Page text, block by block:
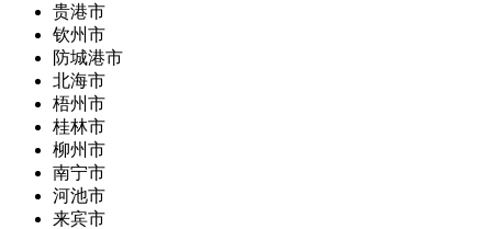
贵港市
钦州市
防城港市
北海市
梧州市
桂林市
柳州市
南宁市
河池市
来宾市